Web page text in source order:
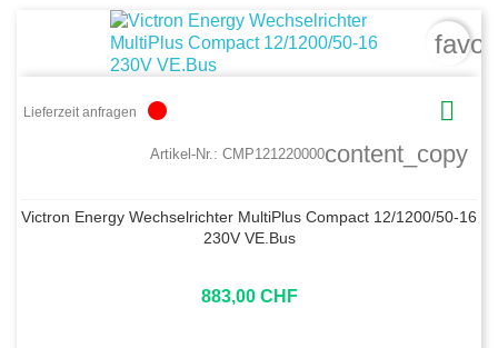
Lieferzeit anfragen circle 
Artikel-Nr.: CMP121220000content_copy
Victron Energy Wechselrichter MultiPlus Compact 12/1200/50-16
230V VE.Bus
883,00 CHF